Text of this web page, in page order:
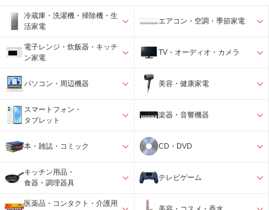
冷蔵庫・洗濯機・掃除機・生
活家電
エアコン・空調・季節家電
電子レンジ・炊飯器・キッチ
ン家電
TV・オーディオ・カメラ
パソコン・周辺機器 美容・健康家電
スマートフォン・
タブレット
楽器・音響機器
本・雑誌・コミック CD・DVD
キッチン用品・
食器・調理器具
テレビゲーム
医薬品・コンタクト・介護用